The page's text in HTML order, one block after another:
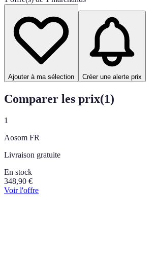
Ajouter à ma sélection Créer une alerte prix
Comparer les prix(1)
1
Aosom FR
Livraison gratuite
En stock
348,90 €
Voir l'offre